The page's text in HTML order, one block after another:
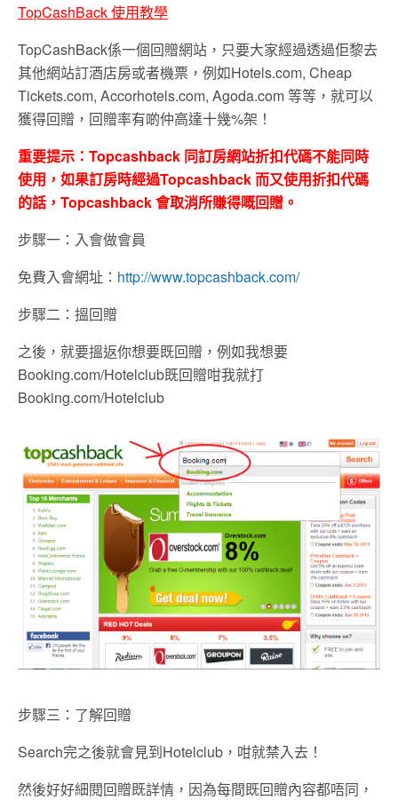
TopCashBack 使用教學
TopCashBack係一個回贈網站，只要大家經過透過佢黎去
其他網站訂酒店房或者機票，例如Hotels.com, Cheap
Tickets.com, Accorhotels.com, Agoda.com 等等，就可以
獲得回贈，回贈率有啲仲高達十幾%架！
重要提示：Topcashback 同訂房網站折扣代碼不能同時
使用，如果訂房時經過Topcashback 而又使用折扣代碼
的話，Topcashback 會取消所賺得嘅回贈。
步驟一：入會做會員
免費入會網址： http://www.topcashback.com/
步驟二：搵回贈
之後，就要搵返你想要既回贈，例如我想要
Booking.com/Hotelclub既回贈咁我就打
Booking.com/Hotelclub
步驟三：了解回贈
Search完之後就會見到Hotelclub，咁就禁入去！
然後好好細閱回贈既詳情，因為每間既回贈內容都唔同，